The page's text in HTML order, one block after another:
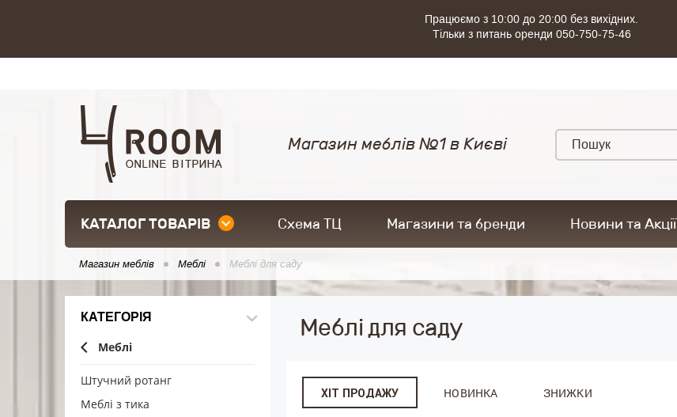
Працюємо з 10:00 до 20:00 без вихідних.
Тільки з питань оренди 050-750-75-46
Магазин меблів №1 в Києві
КАТАЛОГ ТОВАРІВ Схема ТЦ Магазини та бренди Новини та Акції
Магазин меблів Меблі Меблі для саду
КАТЕГОРІЯ
Меблі
Штучний ротанг
Меблі з тика
Меблі для саду
ХІТ ПРОДАЖУ НОВИНКА ЗНИЖКИ